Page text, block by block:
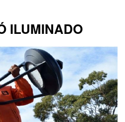
ILUMINADO